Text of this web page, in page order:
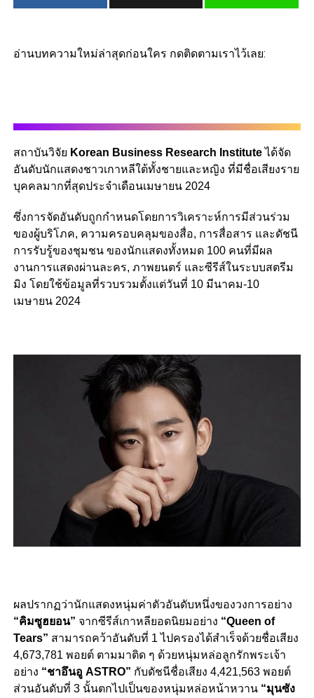
อ่านบทความใหม่ล่าสุดก่อนใคร กดติดตามเราไว้เลย:
สถาบันวิจัย Korean Business Research Instituteได้จัด
อันดับนักแสดงชาวเกาหลีใต้ทั้งชายและหญิง ที่มีชื่อเสียงราย
บุคคลมากที่สุดประจำเดือนเมษายน 2024
ซึ่งการจัดอันดับถูกกำหนดโดยการวิเคราะห์การมีส่วนร่วม
ของผู้บริโภค, ความครอบคลุมของสื่อ, การสื่อสาร และดัชนี
การรับรู้ของชุมชน ของนักแสดงทั้งหมด 100 คนที่มีผล
งานการแสดงผ่านละคร, ภาพยนตร์ และซีรีส์ในระบบสตรีม
มิง โดยใช้ข้อมูลที่รวบรวมตั้งแต่วันที่ 10 มีนาคม-10
เมษายน 2024
ผลปรากฏว่านักแสดงหนุ่มค่าตัวอันดับหนึ่งของวงการอย่าง
“คิมซูฮยอน” จากซีรีส์เกาหลียอดนิยมอย่าง “Queen of
Tears” สามารถคว้าอันดับที่ 1 ไปครองได้สำเร็จด้วยชื่อเสียง
4,673,781 พอยต์ ตามมาติด ๆ ด้วยหนุ่มหล่อลูกรักพระเจ้า
อย่าง “ชาอึนอู ASTRO” กับดัชนีชื่อเสียง 4,421,563 พอยต์
ส่วนอันดับที่ 3 นั้นตกไปเป็นของหนุ่มหล่อหน้าหวาน “มุนซัง